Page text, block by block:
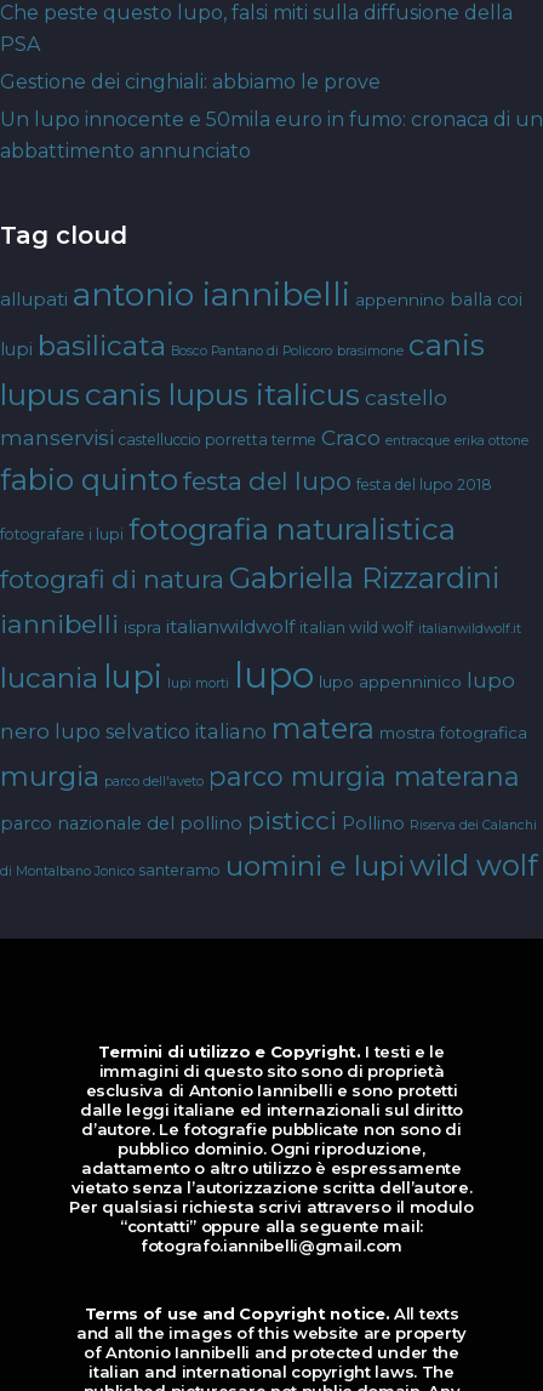
Che peste questo lupo, falsi miti sulla diffusione della
PSA
Gestione dei cinghiali: abbiamo le prove
Un lupo innocente e 50mila euro in fumo: cronaca di un
abbattimento annunciato
Tag cloud
allupati antonio iannibelli appennino balla coi
lupi basilicata Bosco Pantano di Policoro brasimone canis
lupus canis lupus italicus castello
manservisi castelluccio porretta terme Craco entracque erika ottone
fabio quinto festa del lupo festa del lupo 2018
fotografare i lupi fotografia naturalistica
fotografi di natura Gabriella Rizzardini
iannibelli ispra italianwildwolf italian wild wolf italianwildwolf.it
lucania lupi lupi morti lupo lupo appenninico lupo
nero lupo selvatico italiano matera mostra fotografica
murgia parco dell'aveto parco murgia materana
parco nazionale del pollino pisticci Pollino Riserva dei Calanchi
di Montalbano Jonico santeramo uomini e lupi wild wolf
Termini di utilizzo e Copyright. I testi e le
immagini di questo sito sono di proprietà
esclusiva di Antonio Iannibelli e sono protetti
dalle leggi italiane ed internazionali sul diritto
d’autore. Le fotografie pubblicate non sono di
pubblico dominio. Ogni riproduzione,
adattamento o altro utilizzo è espressamente
vietato senza l’autorizzazione scritta dell’autore.
Per qualsiasi richiesta scrivi attraverso il modulo
“contatti” oppure alla seguente mail:
fotografo.iannibelli@gmail.com
Terms of use and Copyright notice. All texts
and all the images of this website are property
of Antonio Iannibelli and protected under the
italian and international copyright laws. The